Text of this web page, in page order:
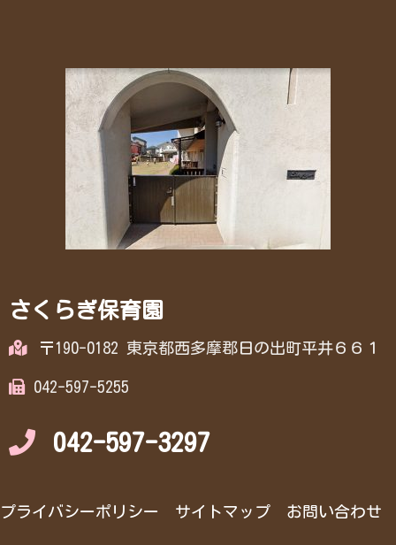
さくらぎ保育園
〒190-0182 東京都西多摩郡日の出町平井６６１
042-597-5255
042-597-3297
プライバシーポリシー サイトマップ お問い合わせ